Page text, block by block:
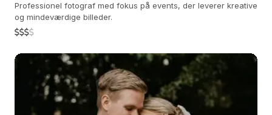
Professionel fotograf med fokus på events, der leverer kreative
og mindeværdige billeder.